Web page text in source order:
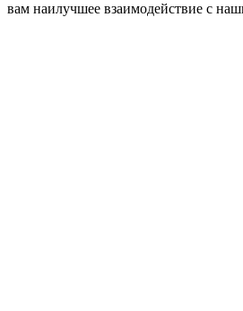
вам наилучшее взаимодействие с